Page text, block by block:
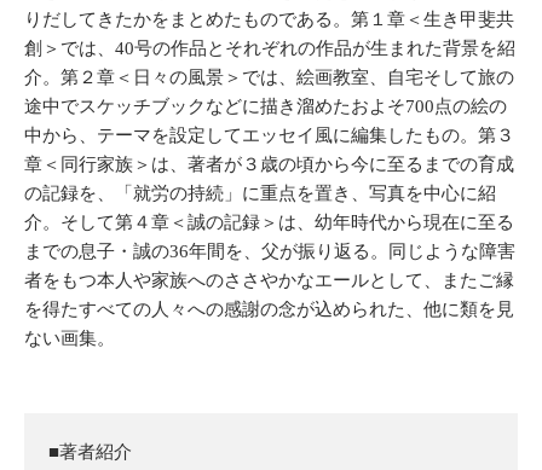
りだしてきたかをまとめたものである。第１章＜生き甲斐共
創＞では、40号の作品とそれぞれの作品が生まれた背景を紹
介。第２章＜日々の風景＞では、絵画教室、自宅そして旅の
途中でスケッチブックなどに描き溜めたおよそ700点の絵の
中から、テーマを設定してエッセイ風に編集したもの。第３
章＜同行家族＞は、著者が３歳の頃から今に至るまでの育成
の記録を、「就労の持続」に重点を置き、写真を中心に紹
介。そして第４章＜誠の記録＞は、幼年時代から現在に至る
までの息子・誠の36年間を、父が振り返る。同じような障害
者をもつ本人や家族へのささやかなエールとして、またご縁
を得たすべての人々への感謝の念が込められた、他に類を見
ない画集。
■著者紹介